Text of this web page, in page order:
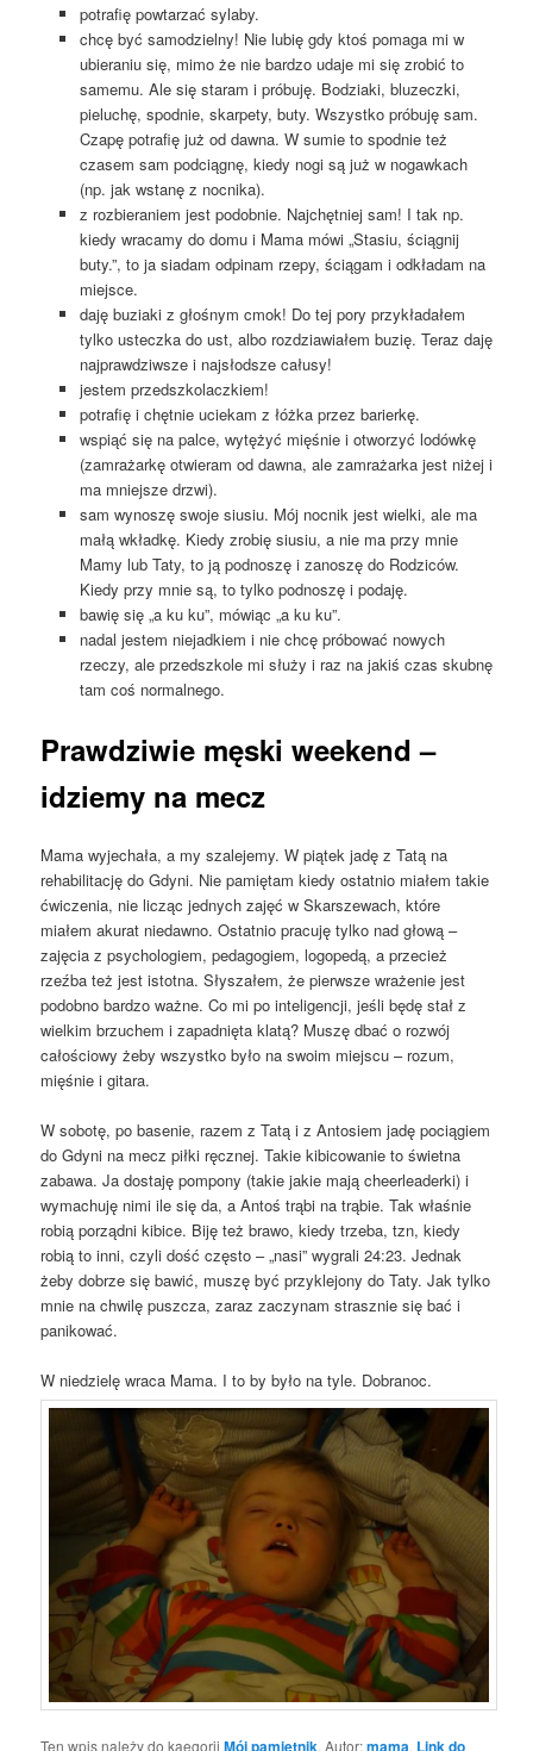
potrafię powtarzać sylaby.
chcę być samodzielny! Nie lubię gdy ktoś pomaga mi w
ubieraniu się, mimo że nie bardzo udaje mi się zrobić to
samemu. Ale się staram i próbuję. Bodziaki, bluzeczki,
pieluchę, spodnie, skarpety, buty. Wszystko próbuję sam.
Czapę potrafię już od dawna. W sumie to spodnie też
czasem sam podciągnę, kiedy nogi są już w nogawkach
(np. jak wstanę z nocnika).
z rozbieraniem jest podobnie. Najchętniej sam! I tak np.
kiedy wracamy do domu i Mama mówi „Stasiu, ściągnij
buty.”, to ja siadam odpinam rzepy, ściągam i odkładam na
miejsce.
daję buziaki z głośnym cmok! Do tej pory przykładałem
tylko usteczka do ust, albo rozdziawiałem buzię. Teraz daję
najprawdziwsze i najsłodsze całusy!
jestem przedszkolaczkiem!
potrafię i chętnie uciekam z łóżka przez barierkę.
wspiąć się na palce, wytężyć mięśnie i otworzyć lodówkę
(zamrażarkę otwieram od dawna, ale zamrażarka jest niżej i
ma mniejsze drzwi).
sam wynoszę swoje siusiu. Mój nocnik jest wielki, ale ma
małą wkładkę. Kiedy zrobię siusiu, a nie ma przy mnie
Mamy lub Taty, to ją podnoszę i zanoszę do Rodziców.
Kiedy przy mnie są, to tylko podnoszę i podaję.
bawię się „a ku ku”, mówiąc „a ku ku”.
nadal jestem niejadkiem i nie chcę próbować nowych
rzeczy, ale przedszkole mi służy i raz na jakiś czas skubnę
tam coś normalnego.
Prawdziwie męski weekend –
idziemy na mecz
Mama wyjechała, a my szalejemy. W piątek jadę z Tatą na
rehabilitację do Gdyni. Nie pamiętam kiedy ostatnio miałem takie
ćwiczenia, nie licząc jednych zajęć w Skarszewach, które
miałem akurat niedawno. Ostatnio pracuję tylko nad głową –
zajęcia z psychologiem, pedagogiem, logopedą, a przecież
rzeźba też jest istotna. Słyszałem, że pierwsze wrażenie jest
podobno bardzo ważne. Co mi po inteligencji, jeśli będę stał z
wielkim brzuchem i zapadnięta klatą? Muszę dbać o rozwój
całościowy żeby wszystko było na swoim miejscu – rozum,
mięśnie i gitara.
W sobotę, po basenie, razem z Tatą i z Antosiem jadę pociągiem
do Gdyni na mecz piłki ręcznej. Takie kibicowanie to świetna
zabawa. Ja dostaję pompony (takie jakie mają cheerleaderki) i
wymachuję nimi ile się da, a Antoś trąbi na trąbie. Tak właśnie
robią porządni kibice. Biję też brawo, kiedy trzeba, tzn, kiedy
robią to inni, czyli dość często – „nasi” wygrali 24:23. Jednak
żeby dobrze się bawić, muszę być przyklejony do Taty. Jak tylko
mnie na chwilę puszcza, zaraz zaczynam strasznie się bać i
panikować.
W niedzielę wraca Mama. I to by było na tyle. Dobranoc.
Ten wpis należy do kaegoriiMój pamiętnik. Autor:mama. Link do